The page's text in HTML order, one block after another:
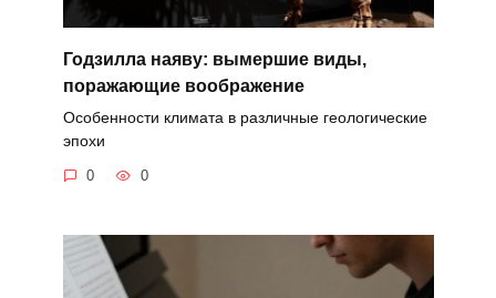
Годзилла наяву: вымершие виды,
поражающие воображение
Особенности климата в различные геологические
эпохи
0 0